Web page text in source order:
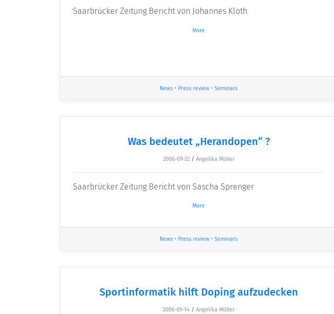
Saarbrücker Zeitung Bericht von Johannes Kloth
More
News • Press review • Seminars
Was bedeutet „Herandopen“ ?
2006-09-22 / Angelika Müller
Saarbrücker Zeitung Bericht von Sascha Sprenger
More
News • Press review • Seminars
Sportinformatik hilft Doping aufzudecken
2006-09-14 / Angelika Müller